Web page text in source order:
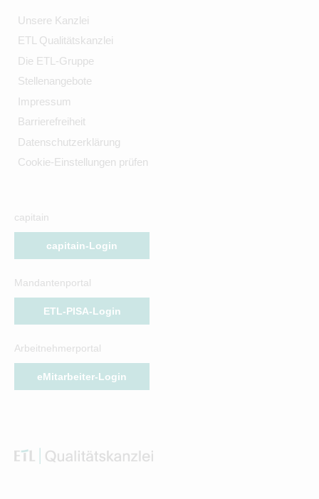
Unsere Kanzlei
ETL Qualitätskanzlei
Die ETL-Gruppe
Stellenangebote
Impressum
Barrierefreiheit
Datenschutzerklärung
Cookie-Einstellungen prüfen
capitain
capitain-Login
Mandantenportal
ETL-PISA-Login
Arbeitnehmerportal
eMitarbeiter-Login